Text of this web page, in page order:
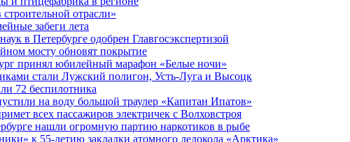
отрасли»
забеги лета
в Петербурге одобрен Главгосэкспертизой
мосту обновят покрытие
принял юбилейный марафон «Белые ночи»
стали Лужский полигон, Усть-Луга и Высоцк
72 беспилотника
на воду большой траулер «Капитан Ипатов»
всех пассажиров электричек с Волховстроя
нашли огромную партию наркотиков в рыбе
к 55-летию закладки атомного ледокола «Арктика»